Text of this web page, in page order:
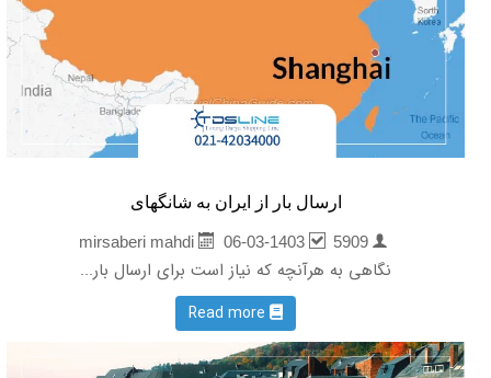
ارسال بار از ایران به شانگهای
mirsaberi mahdi
06-03-1403 5909
نگاهی به هرآنچه که نیاز است برای ارسال بار...
Read more